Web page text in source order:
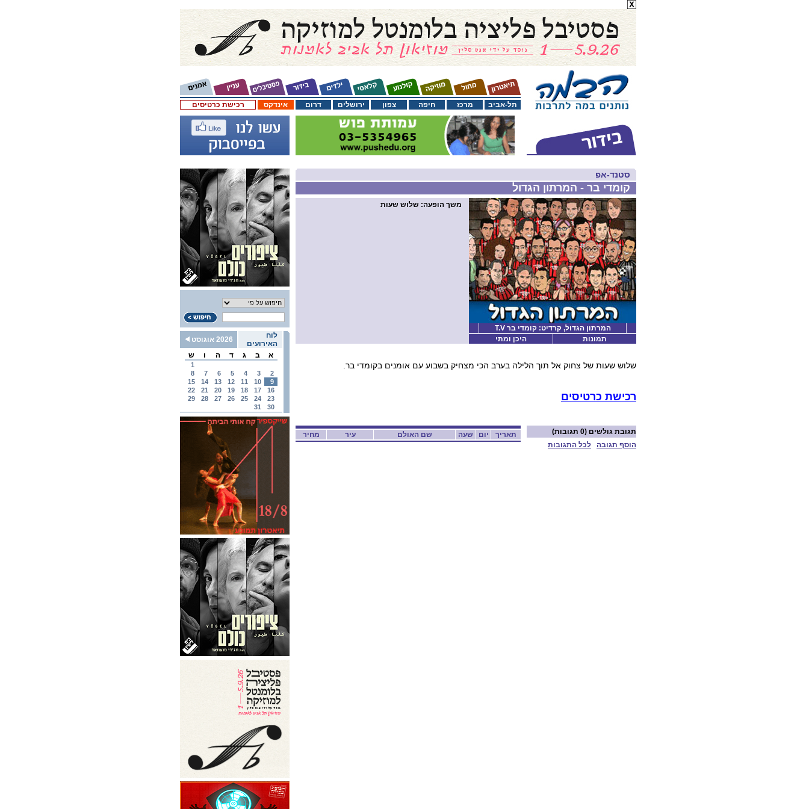
רכישת כרטיסים אינדקס דרום ירושלים צפון חיפה מרכז תל-אביב
לוח
האירועים
2026 אוגוסט
א
ב ג ד ה ו ש
1
2
3
4
5
6
7
8
9
10
11
12
13
14
15
16
17
18
19
20
21
22
23
24
25
26
27
28
29
30
31
סטנד-אפ
קומדי בר - המרתון הגדול
משך הופעה: שלוש שעות
המרתון הגדול, קרדיט: קומדי בר T.V
תמונות
היכן ומתי
שלוש שעות של צחוק אל תוך הלילה בערב הכי מצחיק בשבוע עם אומנים בקומדי בר.
רכישת כרטיסים
מחיר עיר שם האולם שעה יום תאריך תגובת גולשים (0 תגובות)
הוסף תגובה
לכל התגובות